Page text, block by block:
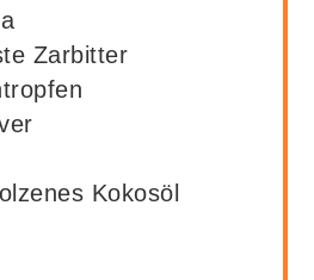
Zarbitter
Kokosöl